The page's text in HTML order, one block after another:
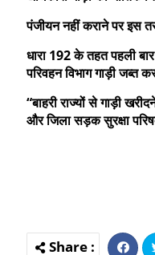
पंजीयन नहीं कराने पर इस
धारा 192 के तहत पहली
परिवहन विभाग गाड़ी जब्त
“बाहरी राज्यों से गाड़ी
और जिला सड़क सुरक्षा